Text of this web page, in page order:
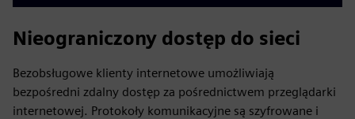
Nieograniczony dostęp do sieci
Bezobsługowe klienty internetowe umożliwiają
bezpośredni zdalny dostęp za pośrednictwem przeglądarki
internetowej. Protokoły komunikacyjne są szyfrowane i